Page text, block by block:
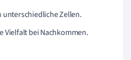
unterschiedliche Zellen.
Vielfalt bei Nachkommen.